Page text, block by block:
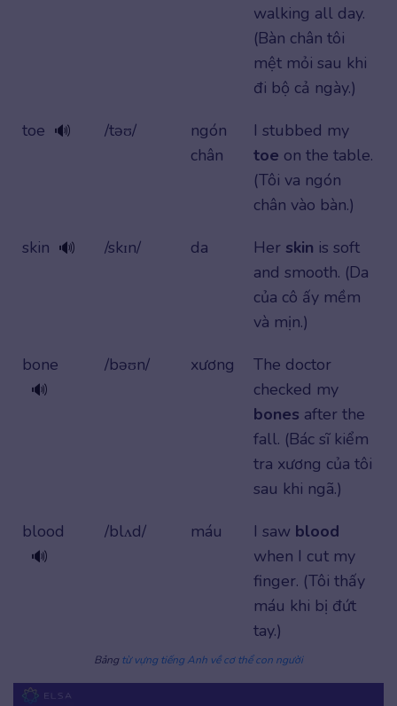
walking all day.
(Bàn chân tôi
mệt mỏi sau khi
đi bộ cả ngày.)
toe 🔊 /təʊ/
ngón
chân
I stubbed my
toe on the table.
(Tôi va ngón
chân vào bàn.)
skin 🔊 /skɪn/ da Her skin is soft
and smooth. (Da
của cô ấy mềm
và mịn.)
bone
🔊
/bəʊn/ xương
The doctor
checked my
bones after the
fall. (Bác sĩ kiểm
tra xương của tôi
sau khi ngã.)
blood
🔊
/blʌd/ máu I saw blood
when I cut my
finger. (Tôi thấy
máu khi bị đứt
tay.)
Bảng từ vựng tiếng Anh về cơ thể con người